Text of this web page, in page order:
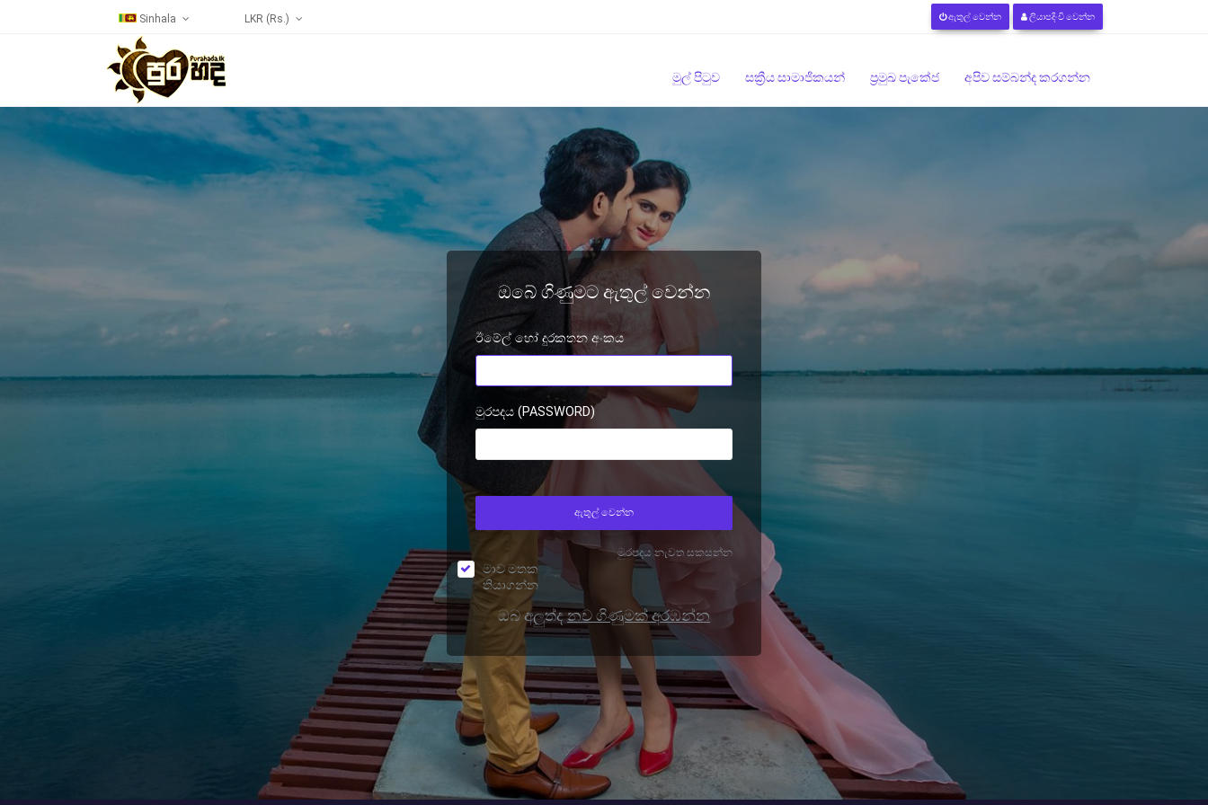
Sinhala LKR (Rs.) ඇතුල් වෙන්න ලියාපදිංචි වෙන්න
මුල් පිටුව සක්‍රීය සාමාජිකයන් ප්‍රමුඛ පැකේජ අපිව සම්බන්ද කරගන්න
ඔබේ ගිණුමට ඇතුල් වෙන්න
ඊමේල් හෝ දුරකතන අංකය
මුරපදය (PASSWORD)
ඇතුල් වෙන්න
මාව මතක
තියාගන්න
මුරපදය නැවත සකසන්න
ඔබ අලුත්ද නව ගිණුමක් අරඹන්න